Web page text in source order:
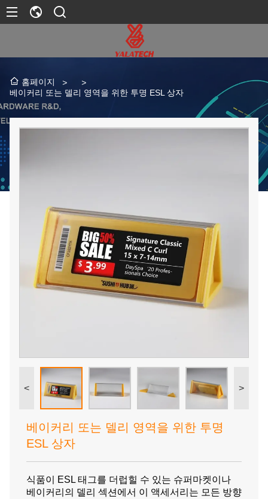
홈페이지 >
>
베이커리 또는 델리 영역을 위한 투명 ESL 상자
< >
베이커리 또는 델리 영역을 위한 투명
ESL 상자
식품이 ESL 태그를 더럽힐 수 있는 슈퍼마켓이나
베이커리의 델리 섹션에서 이 액세서리는 모든 방향